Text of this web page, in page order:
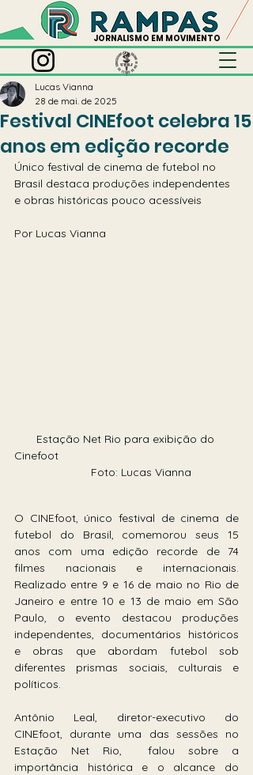
JORNALISMO EM MOVIMENTO
Festival CINEfoot celebra 15
anos em edição recorde
Lucas Vianna
28 de mai. de 2025
Único festival de cinema de futebol no
Brasil destaca produções independentes
e obras históricas pouco acessíveis
Por Lucas Vianna
Estação Net Rio para exibição do
Cinefoot
Foto: Lucas Vianna
O CINEfoot, único festival de cinema de
futebol do Brasil, comemorou seus 15
anos com uma edição recorde de 74
filmes nacionais e internacionais.
Realizado entre 9 e 16 de maio no Rio de
Janeiro e entre 10 e 13 de maio em São
Paulo, o evento destacou produções
independentes, documentários históricos
e obras que abordam futebol sob
diferentes prismas sociais, culturais e
políticos.
Antônio Leal, diretor-executivo do
CINEfoot, durante uma das sessões no
Estação Net Rio,  falou sobre a
importância histórica e o alcance do